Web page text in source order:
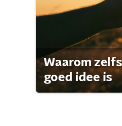
Waarom
goed idee is